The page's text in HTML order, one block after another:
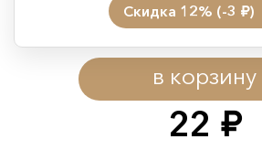
22 руб.
в корзину
Скидка 12% (-3 руб.)
Период действия акции:
Начало:
Окончание:
Время до окончания: